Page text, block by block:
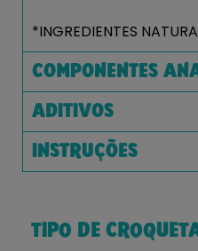
*INGREDIENTES
COMPONENTES
ADITIVOS
INSTRUÇÕES
TIPO DE